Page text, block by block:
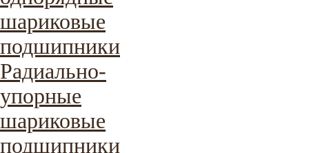
шариковые
подшипники
Радиально-
упорные
шариковые
подшипники